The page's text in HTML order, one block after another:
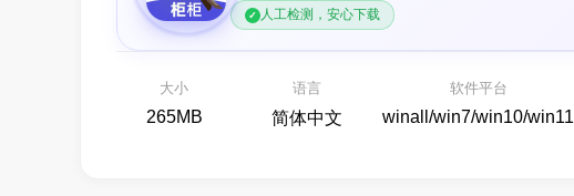
人工检测，安心下载
大小
265MB
语言
简体中文
软件平台
winall/win7/win10/win11
备份还原